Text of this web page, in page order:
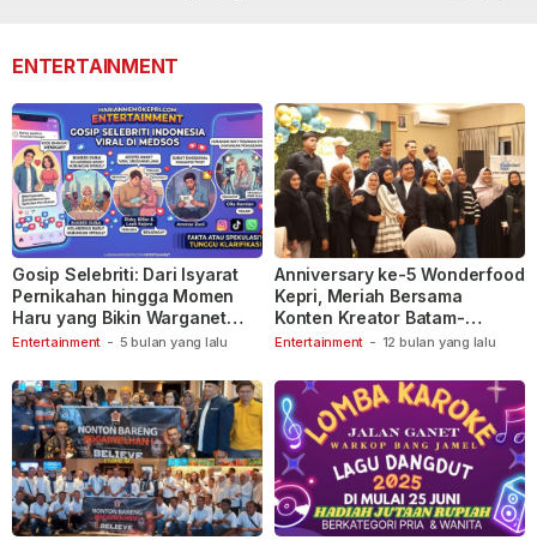
ENTERTAINMENT
Entertainment - 5 bulan yang lalu
Gosip Selebriti: Dari Isyarat
Pernikahan hingga Momen
Haru yang Bikin Warganet
Berspekulasi
Entertainment - 12 bulan yang lalu
Anniversary ke-5 Wonderfood
Kepri, Meriah Bersama
Konten Kreator Batam-
Tanjungpinang